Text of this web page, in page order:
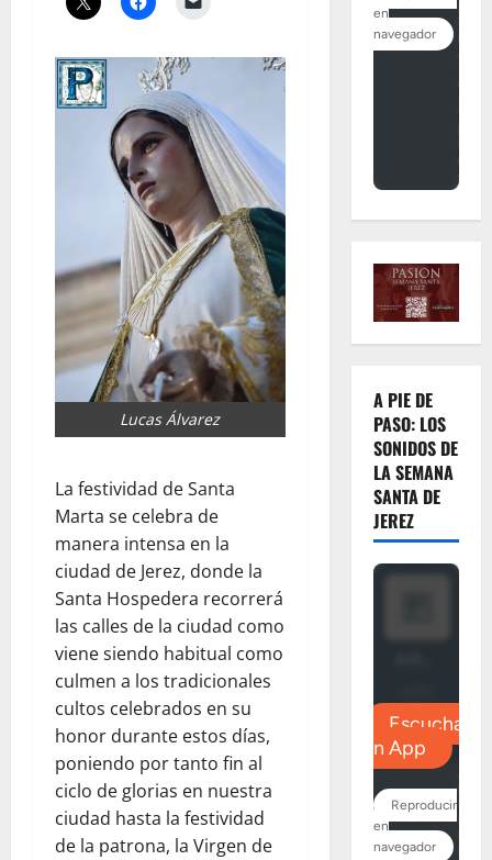
Lucas Álvarez
La festividad de Santa
Marta se celebra de
manera intensa en la
ciudad de Jerez, donde la
Santa Hospedera recorrerá
las calles de la ciudad como
viene siendo habitual como
culmen a los tradicionales
cultos celebrados en su
honor durante estos días,
poniendo por tanto fin al
ciclo de glorias en nuestra
ciudad hasta la festividad
de la patrona, la Virgen de
A PIE DE
PASO: LOS
SONIDOS DE
LA SEMANA
SANTA DE
JEREZ